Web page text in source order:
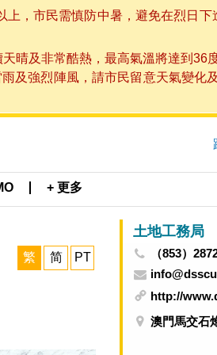
，市民需慎防中暑，避免在烈日
晴及非常酷熱，最高氣溫將達到36
及強烈陣風，請市民留意天氣變化
+ 更多
繁 简 PT
土地工務局
（853）
http://
澳門馬交石